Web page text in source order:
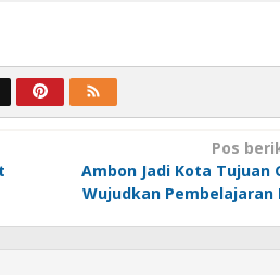
Pos
Ambon Jadi Kota Tujuan
Wujudkan Pembelajaran